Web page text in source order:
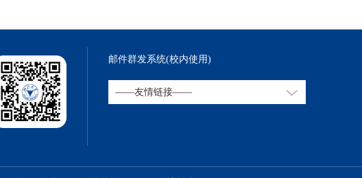
邮件群发系统(校内使用)